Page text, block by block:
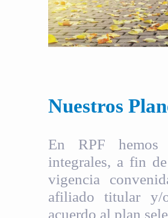
Nuestros
En RPF hemos
integrales, a fin
vigencia
afiliado titular y/
acuerdo al plan